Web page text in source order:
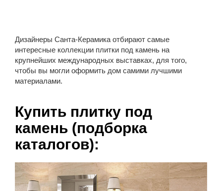
Дизайнеры Санта-Керамика отбирают самые
интересные коллекции плитки под камень на
крупнейших международных выставках, для того,
чтобы вы могли оформить дом самими лучшими
материалами.
Купить плитку под
камень (подборка
каталогов):